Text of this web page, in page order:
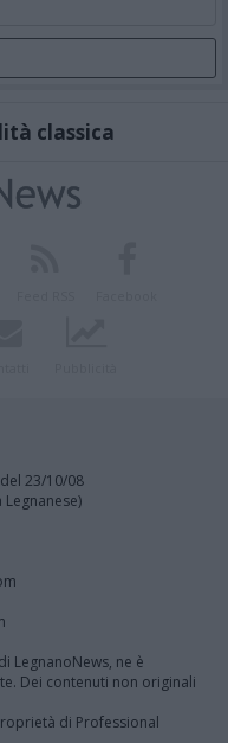
classica
23/10/08
LegnanoNews, ne è
Dei contenuti non originali
di Professional